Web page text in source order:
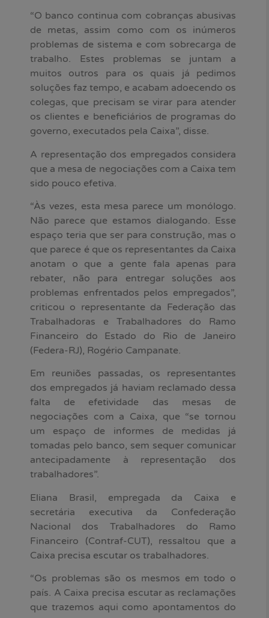
“O banco continua com cobranças abusivas
de metas, assim como com os inúmeros
problemas de sistema e com sobrecarga de
trabalho. Estes problemas se juntam a
muitos outros para os quais já pedimos
soluções faz tempo, e acabam adoecendo os
colegas, que precisam se virar para atender
os clientes e beneficiários de programas do
governo, executados pela Caixa”, disse.
A representação dos empregados considera
que a mesa de negociações com a Caixa tem
sido pouco efetiva.
“Às vezes, esta mesa parece um monólogo.
Não parece que estamos dialogando. Esse
espaço teria que ser para construção, mas o
que parece é que os representantes da Caixa
anotam o que a gente fala apenas para
rebater, não para entregar soluções aos
problemas enfrentados pelos empregados”,
criticou o representante da Federação das
Trabalhadoras e Trabalhadores do Ramo
Financeiro do Estado do Rio de Janeiro
(Federa-RJ), Rogério Campanate.
Em reuniões passadas, os representantes
dos empregados já haviam reclamado dessa
falta de efetividade das mesas de
negociações com a Caixa, que “se tornou
um espaço de informes de medidas já
tomadas pelo banco, sem sequer comunicar
antecipadamente à representação dos
trabalhadores”.
Eliana Brasil, empregada da Caixa e
secretária executiva da Confederação
Nacional dos Trabalhadores do Ramo
Financeiro (Contraf-CUT), ressaltou que a
Caixa precisa escutar os trabalhadores.
“Os problemas são os mesmos em todo o
país. A Caixa precisa escutar as reclamações
que trazemos aqui como apontamentos do